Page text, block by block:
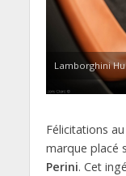
Lamborghini
Félicitations
marque placé
Perini. Cet